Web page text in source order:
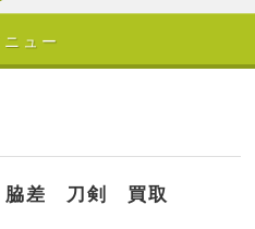
ニュー
差 刀剣 買取